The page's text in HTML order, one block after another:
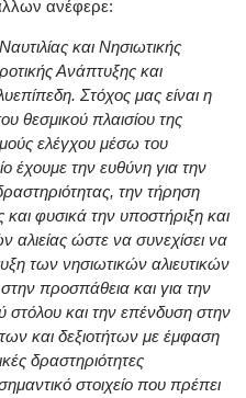
ανέφερε:
και Νησιωτικής
Ανάπτυξης και
Στόχος μας είναι η
θεσμικού πλαισίου της
ελέγχου μέσω του
έχουμε την ευθύνη για την
την τήρηση
φυσικά την υποστήριξη και
ώστε να συνεχίσει να
των νησιωτικών αλιευτικών
προσπάθεια και για την
στόλου και την επένδυση στην
και δεξιοτήτων με έμφαση
δραστηριότητες
στοιχείο που πρέπει